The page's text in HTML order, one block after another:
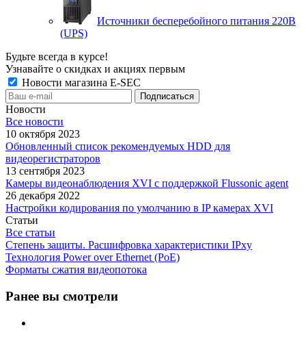
Источники бесперебойного питания 220В
(UPS)
Будьте всегда в курсе!
Узнавайте о скидках и акциях первым
Новости магазина E-SEC
Новости
Все новости
10 октября 2023
Обновленный список рекомендуемых HDD для
видеорегистраторов
13 сентября 2023
Камеры видеонаблюдения XVI с поддержкой Flussonic agent
26 декабря 2022
Настройки кодирования по умолчанию в IP камерах XVI
Статьи
Все статьи
Степень защиты. Расшифровка характеристики IPxу
Технология Power over Ethernet (PoE)
Форматы сжатия видеопотока
Ранее вы смотрели